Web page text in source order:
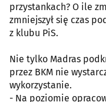
przystankach? O ile
zmniejszył się czas
z klubu PiS.
Nie tylko Madras
przez BKM nie
wykorzystanie.
- Na poziomie